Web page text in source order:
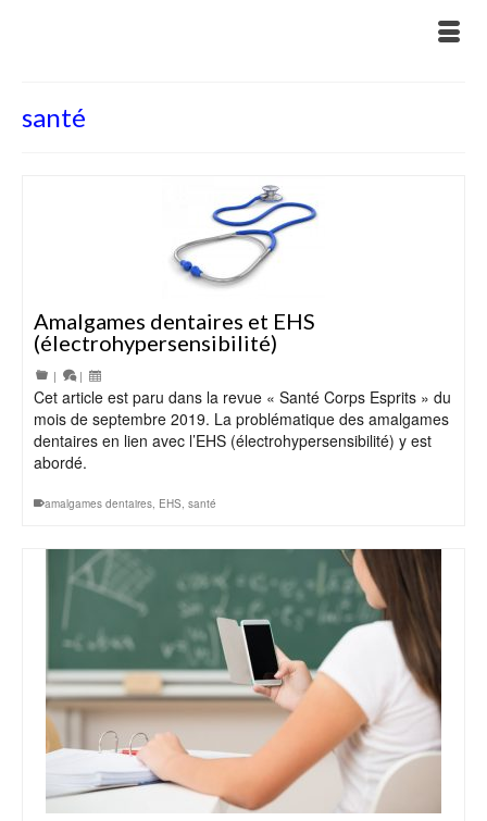
santé
Amalgames dentaires et EHS
(électrohypersensibilité)
| |
Cet article est paru dans la revue « Santé Corps Esprits » du
mois de septembre 2019. La problématique des amalgames
dentaires en lien avec l’EHS (électrohypersensibilité) y est
abordé.
amalgames dentaires, EHS, santé